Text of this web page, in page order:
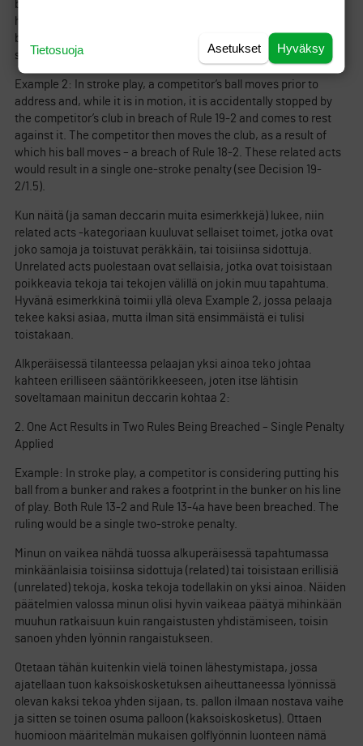
ball from a bunker and rakes several footprints in the bunker on
his line of play. Both Rule 13-2 and Rule 13-4a have been
breached multiple times by related acts. The ruling would be a
single two-stroke penalty.
Example 2: In stroke play, a competitor’s ball moves prior to
address and, while it is in motion, it is accidentally stopped by
the competitor’s club in breach of Rule 19-2 and comes to rest
against it. The competitor then moves the club, as a result of
which his ball moves – a breach of Rule 18-2. These related acts
would result in a single one-stroke penalty (see Decision 19-
2/1.5).
Kun näitä (ja saman deccarin muita esimerkkejä) lukee, niin
related acts -kategoriaan kuuluvat sellaiset toimet, jotka ovat
joko samoja ja toistuvat peräkkäin, tai toisiinsa sidottuja.
Unrelated acts puolestaan ovat sellaisia, jotka ovat toisistaan
poikkeavia tekoja tai tekojen välillä on jokin muu tapahtuma.
Hyvänä esimerkkinä toimii yllä oleva Example 2, jossa pelaaja
tekee kaksi asiaa, mutta ilman sitä ensimmäistä ei tulisi
toistakaan.
Alkperäisessä tilanteessa pelaajan yksi ainoa teko johtaa
kahteen erilliseen sääntörikkeeseen, joten itse lähtisin
soveltamaan mainitun deccarin kohtaa 2:
2. One Act Results in Two Rules Being Breached – Single Penalty
Applied
Example: In stroke play, a competitor is considering putting his
ball from a bunker and rakes a footprint in the bunker on his line
of play. Both Rule 13-2 and Rule 13-4a have been breached. The
ruling would be a single two-stroke penalty.
Minun on vaikea nähdä tuossa alkuperäisessä tapahtumassa
minkäänlaisia toisiinsa sidottuja (related) tai toisistaan erillisiä
(unrelated) tekoja, koska tekoja todellakin on yksi ainoa. Näiden
päätelmien valossa minun olisi hyvin vaikeaa päätyä mihinkään
muuhun ratkaisuun kuin rangaistusten yhdistämiseen, toisin
sanoen yhden lyönnin rangaistukseen.
Otetaan tähän kuitenkin vielä toinen lähestymistapa, jossa
ajatellaan tuon kaksoiskosketuksen aiheuttaneessa lyönnissä
olevan kaksi tekoa yhden sijaan, ts. pallon ilmaan nostava vaihe
ja sitten se toinen osuma palloon (kaksoiskosketus). Ottaen
huomioon määritelmän mukaisen golflyönnin luonteen nämä
Hyväksy
Asetukset
Tietosuoja